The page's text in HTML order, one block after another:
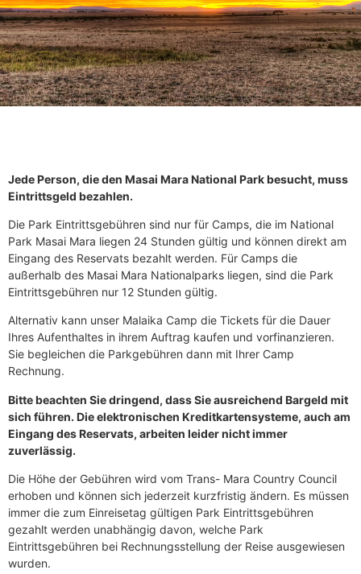
Jede Person, die den Masai Mara National Park besucht, muss
Eintrittsgeld bezahlen.
Die Park Eintrittsgebühren sind nur für Camps, die im National
Park Masai Mara liegen 24 Stunden gültig und können direkt am
Eingang des Reservats bezahlt werden. Für Camps die
außerhalb des Masai Mara Nationalparks liegen, sind die Park
Eintrittsgebühren nur 12 Stunden gültig.
Alternativ kann unser Malaika Camp die Tickets für die Dauer
Ihres Aufenthaltes in ihrem Auftrag kaufen und vorfinanzieren.
Sie begleichen die Parkgebühren dann mit Ihrer Camp
Rechnung.
Bitte beachten Sie dringend, dass Sie ausreichend Bargeld mit
sich führen. Die elektronischen Kreditkartensysteme, auch am
Eingang des Reservats, arbeiten leider nicht immer
zuverlässig.
Die Höhe der Gebühren wird vom Trans- Mara Country Council
erhoben und können sich jederzeit kurzfristig ändern. Es müssen
immer die zum Einreisetag gültigen Park Eintrittsgebühren
gezahlt werden unabhängig davon, welche Park
Eintrittsgebühren bei Rechnungsstellung der Reise ausgewiesen
wurden.